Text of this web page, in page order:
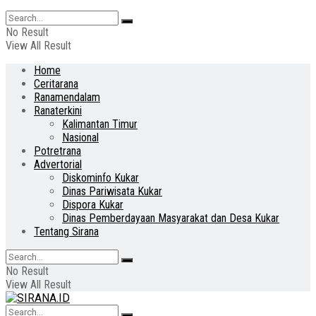
No Result
View All Result
Home
Ceritarana
Ranamendalam
Ranaterkini
Kalimantan Timur
Nasional
Potretrana
Advertorial
Diskominfo Kukar
Dinas Pariwisata Kukar
Dispora Kukar
Dinas Pemberdayaan Masyarakat dan Desa Kukar
Tentang Sirana
No Result
View All Result